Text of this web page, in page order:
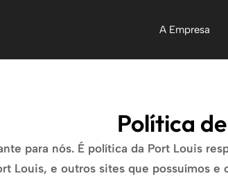
A Empresa
Política
para nós. É política da Port Louis
Louis, e outros sites que possuímos e